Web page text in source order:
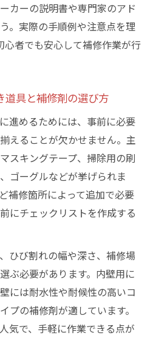
性を両立する補修の工夫
壁補修後の安心感
置する危険と補修の必要性
の耐久性と安心感を高め
後は定期点検が欠かせない
カーの説明書や専門家のアド
。実際の手順例や注意点を理
心者でも安心して補修作業が行
道具と補修剤の選び方
進めるためには、事前に必要
えることが欠かせません。主
スキングテープ、掃除用の刷
ゴーグルなどが挙げられま
補修箇所によって追加で必要
にチェックリストを作成する
ひび割れの幅や深さ、補修場
ぶ必要があります。内壁用に
には耐水性や耐候性の高いコ
プの補修剤が適しています。
気で、手軽に作業できる点が